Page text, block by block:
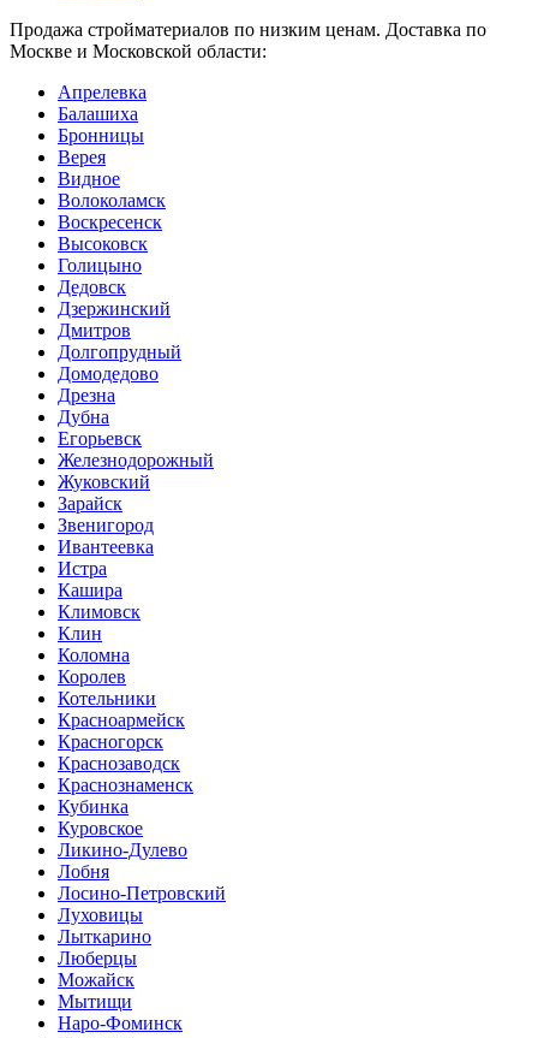
Продажа стройматериалов по низким ценам. Доставка по
Москве и Московской области:
Апрелевка
Балашиха
Бронницы
Верея
Видное
Волоколамск
Воскресенск
Высоковск
Голицыно
Дедовск
Дзержинский
Дмитров
Долгопрудный
Домодедово
Дрезна
Дубна
Егорьевск
Железнодорожный
Жуковский
Зарайск
Звенигород
Ивантеевка
Истра
Кашира
Климовск
Клин
Коломна
Королев
Котельники
Красноармейск
Красногорск
Краснозаводск
Краснознаменск
Кубинка
Куровское
Ликино-Дулево
Лобня
Лосино-Петровский
Луховицы
Лыткарино
Люберцы
Можайск
Мытищи
Наро-Фоминск